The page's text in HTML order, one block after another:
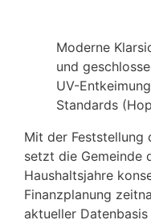
Moderne
und
UV-
Standards
Mit der Feststellung
setzt die Gemeinde
Haushaltsjahre
Finanzplanung
aktueller